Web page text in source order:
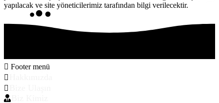
yapılacak ve site yöneticilerimiz tarafından bilgi verilecektir.
Footer menü